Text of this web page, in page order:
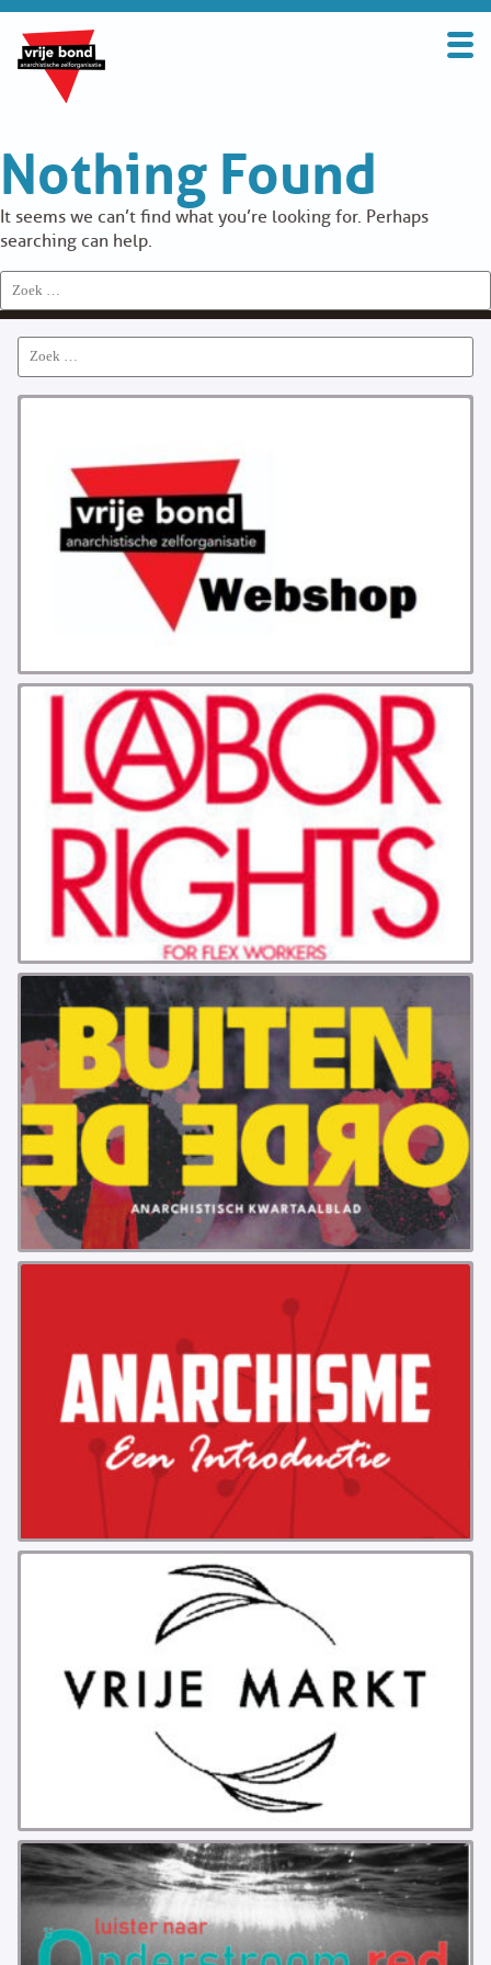
Search
for:
BOND
OVER DE VRIJE BOND
UITGANGSPUNTEN
WORD LID
CONTRIBUTIE
CONTACT
GROEPEN
ANARCHISTISCHE GROEP A’DAM
ANARCHISTISCH COLLECTIEF BRUGGE
VB AMSTERDAM
VRIJ COLLECTIEF KORTRIJK
LEUVENSE ANARCHISTISCHE GROEP
VB BELGIË
VB UTRECHT
VB FRIESLAND
VB WEST-FRIESLAND
ZWARTE MUGGEN
WERKGROEP ARBEID
WERKGROEP PROPAGANDA
ANARCHISME – EEN INTRODUCTIE
OTTO SLAVEFORCE
JUMBO DISTRIBUTIECENTRA EN OTTO WORKFORCE
PROBLEMY Z AGENCJA… PRACY TYMCZASOWEJ
OTTO
KUNST-ANARCHISTISCHE DAG BAJEENKOMST
BASTION BASTARDS
DE CRISIS VOORBIJ
FREE JOCK PALFREEMAN
BUITEN DE ORDE
Nothing Found
It seems we can’t find what you’re looking for. Perhaps
searching can help.
Search
for:
Search
for: